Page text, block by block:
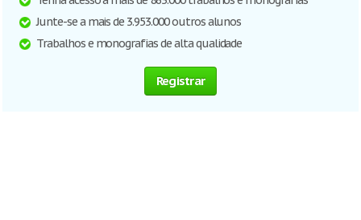
Junte-se a mais de 3.953.000 outros alunos
Trabalhos e monografias de alta qualidade
Registrar